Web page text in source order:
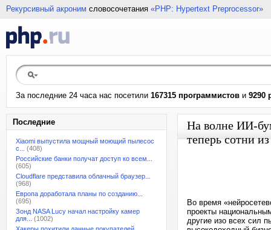
Рекурсивный акроним словосочетания «PHP: Hypertext Preprocessor»
За последние 24 часа нас посетили 167315 программистов и 9290
Последние
Xiaomi выпустила мощный моющий пылесос
с...
(408)
Российские банки получат доступ ко всем...
(605)
Cloudflare представила облачный браузер...
(968)
Европа доработала планы по созданию...
(695)
Зонд NASA Lucy начал настройку камер
для...
(1002)
На волне ИИ-
теперь сотни
Во время
проекты
другие изо всех сил